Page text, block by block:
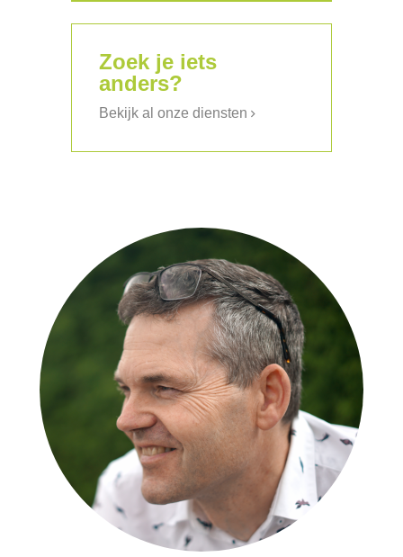
Zoek je iets
anders?
Bekijk al onze diensten